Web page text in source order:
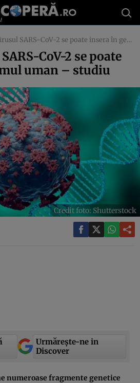
SARS-CoV-2 se poate insera în genomul uman – studiu
CoV-2 se poate
uman – studiu
Credit foto: Shutterstock
Urmărește-ne in
Discover
numeroase fragmente genetice